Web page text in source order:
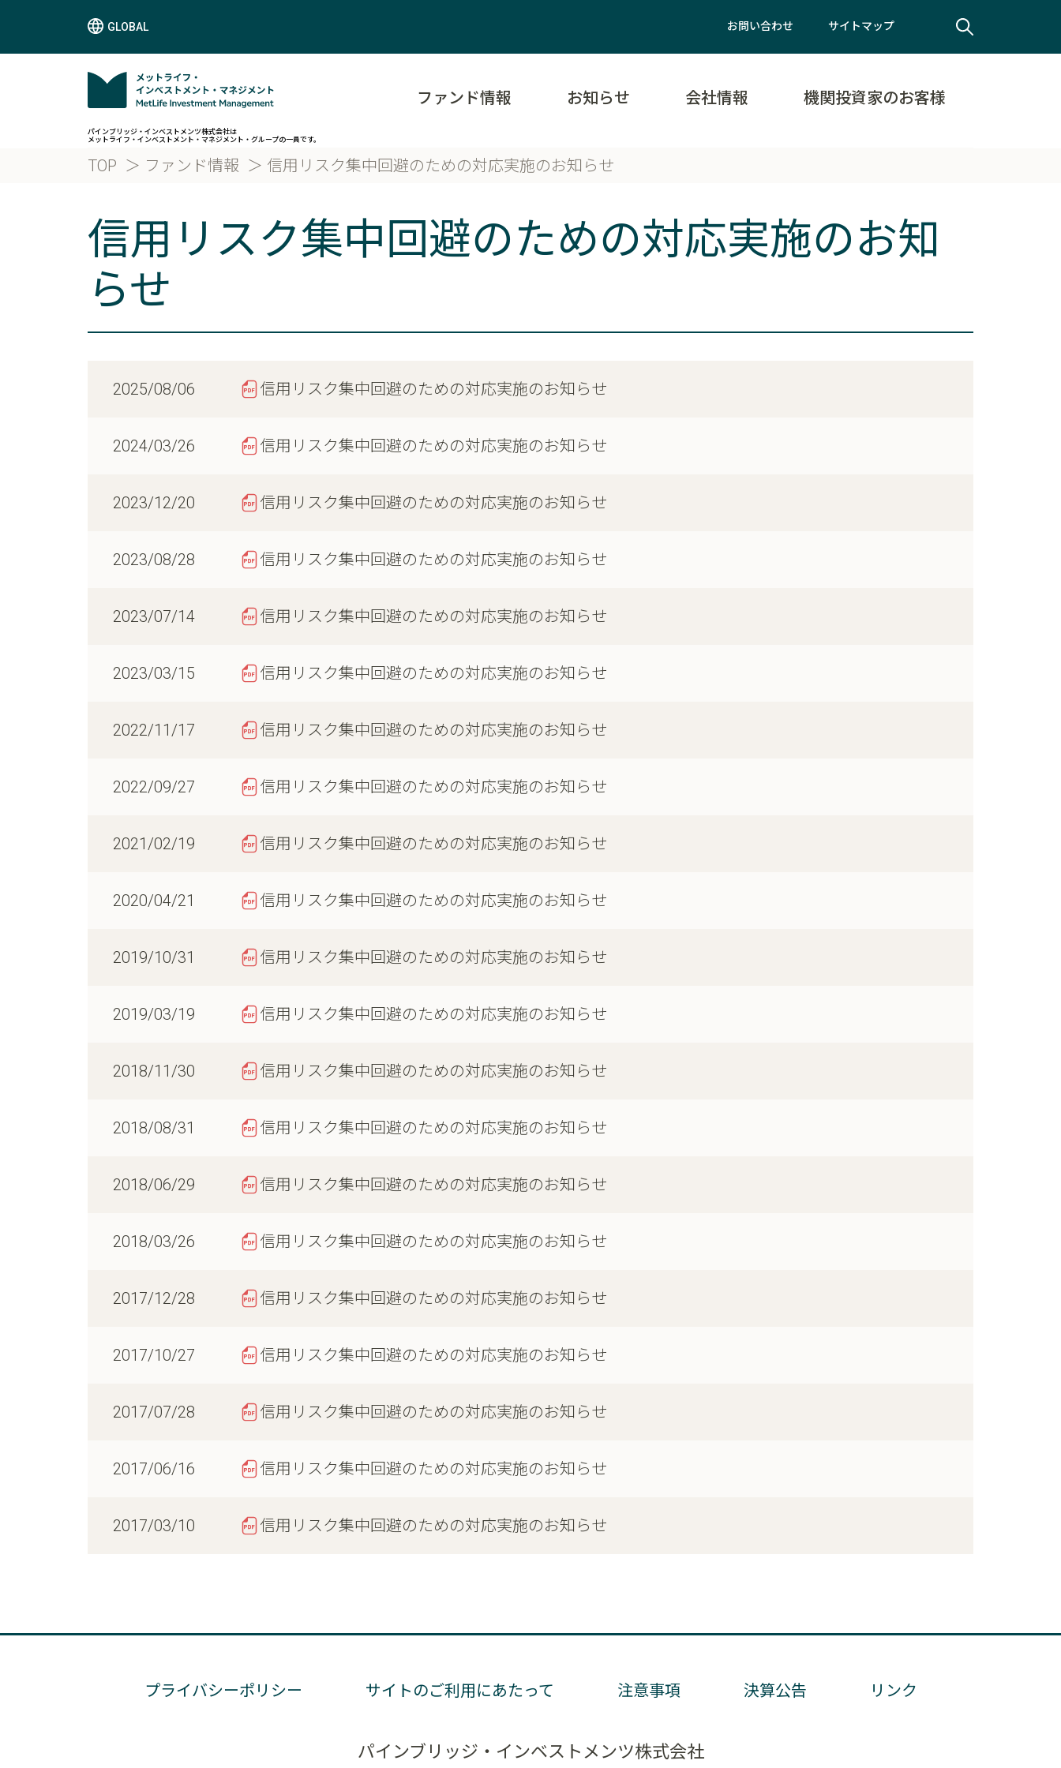
GLOBAL お問い合わせ サイトマップ
パインブリッジ・インベストメンツ株式会社は
メットライフ・インベストメント・マネジメント・グループの一員です。
ファンド情報 お知らせ 会社情報 機関投資家のお客様
TOP ファンド情報 信用リスク集中回避のための対応実施のお知らせ
信用リスク集中回避のための対応実施のお知
らせ
2025/08/06 信用リスク集中回避のための対応実施のお知らせ
2024/03/26 信用リスク集中回避のための対応実施のお知らせ
2023/12/20 信用リスク集中回避のための対応実施のお知らせ
2023/08/28 信用リスク集中回避のための対応実施のお知らせ
2023/07/14 信用リスク集中回避のための対応実施のお知らせ
2023/03/15 信用リスク集中回避のための対応実施のお知らせ
2022/11/17 信用リスク集中回避のための対応実施のお知らせ
2022/09/27 信用リスク集中回避のための対応実施のお知らせ
2021/02/19 信用リスク集中回避のための対応実施のお知らせ
2020/04/21 信用リスク集中回避のための対応実施のお知らせ
2019/10/31 信用リスク集中回避のための対応実施のお知らせ
2019/03/19 信用リスク集中回避のための対応実施のお知らせ
2018/11/30 信用リスク集中回避のための対応実施のお知らせ
2018/08/31 信用リスク集中回避のための対応実施のお知らせ
2018/06/29 信用リスク集中回避のための対応実施のお知らせ
2018/03/26 信用リスク集中回避のための対応実施のお知らせ
2017/12/28 信用リスク集中回避のための対応実施のお知らせ
2017/10/27 信用リスク集中回避のための対応実施のお知らせ
2017/07/28 信用リスク集中回避のための対応実施のお知らせ
2017/06/16 信用リスク集中回避のための対応実施のお知らせ
2017/03/10 信用リスク集中回避のための対応実施のお知らせ
プライバシーポリシー サイトのご利用にあたって 注意事項 決算公告 リンク
パインブリッジ・インベストメンツ株式会社